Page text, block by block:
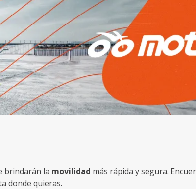
brindarán la movilidad más rápida y segura.
donde quieras.